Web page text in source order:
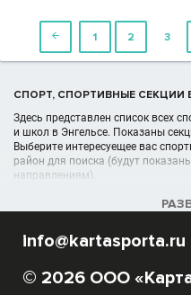
 1 2 3
СПОРТ, СПОРТИВНЫЕ СЕКЦИИ
Здесь представлен список всех
и школ в Энгельсе. Показаны
Выберите интересуещее вас
район для поиска (будут
направлениям).
info@kartasporta.ru
© 2026 ООО